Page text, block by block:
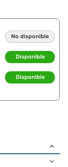
No disponible
Disponible
Disponible